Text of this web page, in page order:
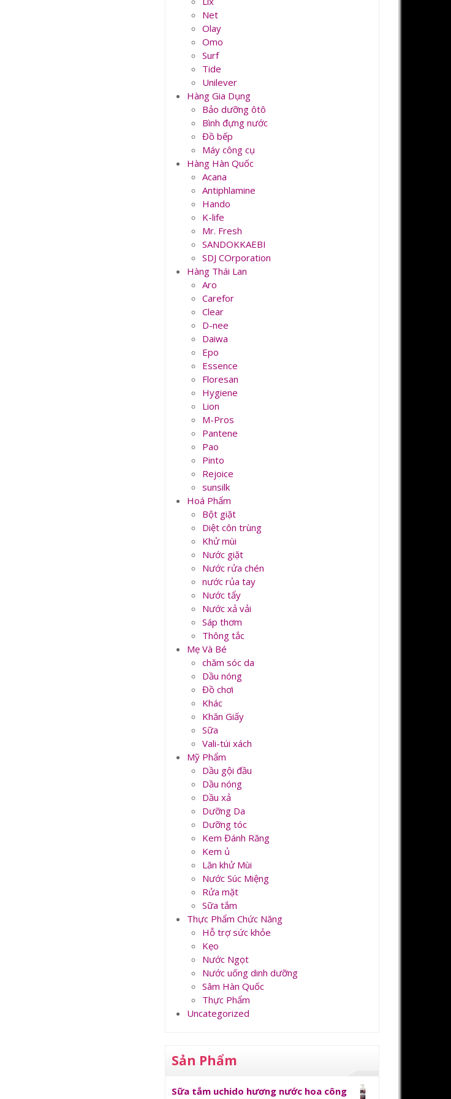
Net
Olay
Omo
Surf
Tide
Unilever
Hàng Gia Dụng
Bảo dưỡng ôtô
Bình đựng nước
Đồ bếp
Máy công cụ
Hàng Hàn Quốc
Acana
Antiphlamine
Hando
K-life
Mr. Fresh
SANDOKKAEBI
SDJ COrporation
Hàng Thái Lan
Aro
Carefor
Clear
D-nee
Daiwa
Epo
Essence
Floresan
Hygiene
Lion
M-Pros
Pantene
Pao
Pinto
Rejoice
sunsilk
Hoá Phẩm
Bột giặt
Diệt côn trùng
Khử mùi
Nước giặt
Nước rửa chén
nước rủa tay
Nước tẩy
Nước xả vải
Sáp thơm
Thông tắc
Mẹ Và Bé
chăm sóc da
Dầu nóng
Đồ chơi
Khác
Khăn Giấy
Sữa
Vali-túi xách
Mỹ Phẩm
Dầu gội đầu
Dầu nóng
Dầu xả
Dưỡng Da
Dưỡng tóc
Kem Đánh Răng
Kem ủ
Lăn khử Mùi
Nước Súc Miệng
Rửa mặt
Sữa tắm
Thực Phẩm Chức Năng
Hỗ trợ sức khỏe
Kẹo
Nước Ngọt
Nước uống dinh dưỡng
Sâm Hàn Quốc
Thực Phẩm
Uncategorized
Sản Phẩm
Sữa tắm uchido hương nước hoa công